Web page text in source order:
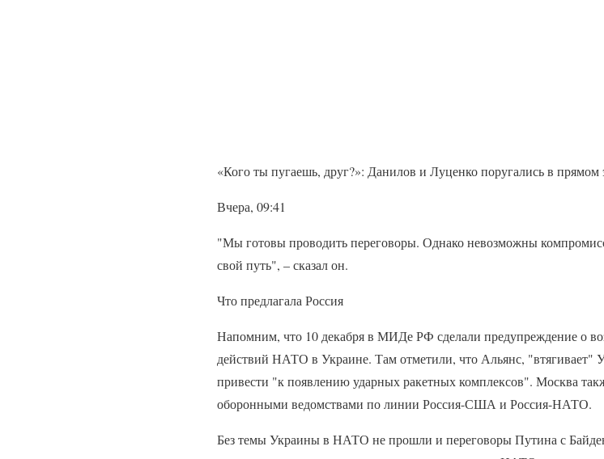
«Кого ты пугаешь, друг?»: Данилов и Луценко поругались в прямом
Вчера, 09:41
"Мы готовы проводить переговоры. Однако невозможны
свой путь", – сказал он.
Что предлагала Россия
Напомним, что 10 декабря в МИДе РФ сделали предупреждение о
действий НАТО в Украине. Там отметили, что Альянс, "втягивает"
привести "к появлению ударных ракетных комплексов". Москва
оборонными ведомствами по линии Россия-США и Россия-НАТО.
Без темы Украины в НАТО не прошли и переговоры Путина с